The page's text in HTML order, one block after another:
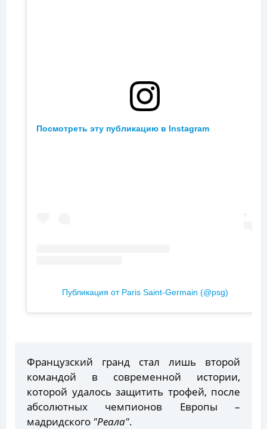
Посмотреть эту публикацию в Instagram
Публикация от Paris Saint-Germain (@psg)
Французский гранд стал лишь второй
командой в современной истории,
которой удалось защитить трофей, после
абсолютных чемпионов Европы –
мадридского "Реала".